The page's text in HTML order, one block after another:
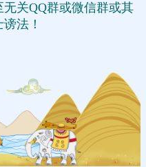
关QQ群或微信群或其
法！